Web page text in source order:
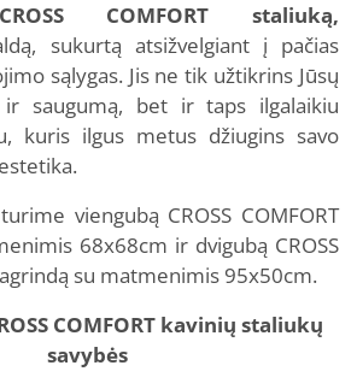
CROSS COMFORT staliuką,
sukurtą atsižvelgiant į pačias
sąlygas. Jis ne tik užtikrins Jūsų
saugumą, bet ir taps ilgalaikiu
kuris ilgus metus džiugins savo
viengubą CROSS COMFORT
68x68cm ir dvigubą CROSS
su matmenimis 95x50cm.
COMFORT kavinių staliukų
savybės